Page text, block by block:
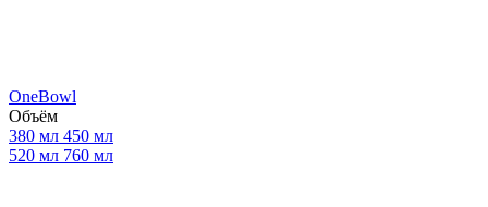
OneBowl
Объём
380 мл 450 мл
520 мл 760 мл